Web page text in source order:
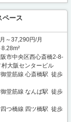
ペース
～37,290円/月
市中央区西心斎橋2-8-
大阪センタービル
堂筋線 心斎橋駅 徒歩
堂筋線 なんば駅 徒歩
つ橋線 四ツ橋駅 徒歩